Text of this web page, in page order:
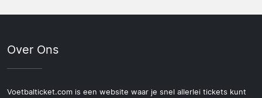
Over Ons
Voetbalticket.com is een website waar je snel allerlei tickets kunt